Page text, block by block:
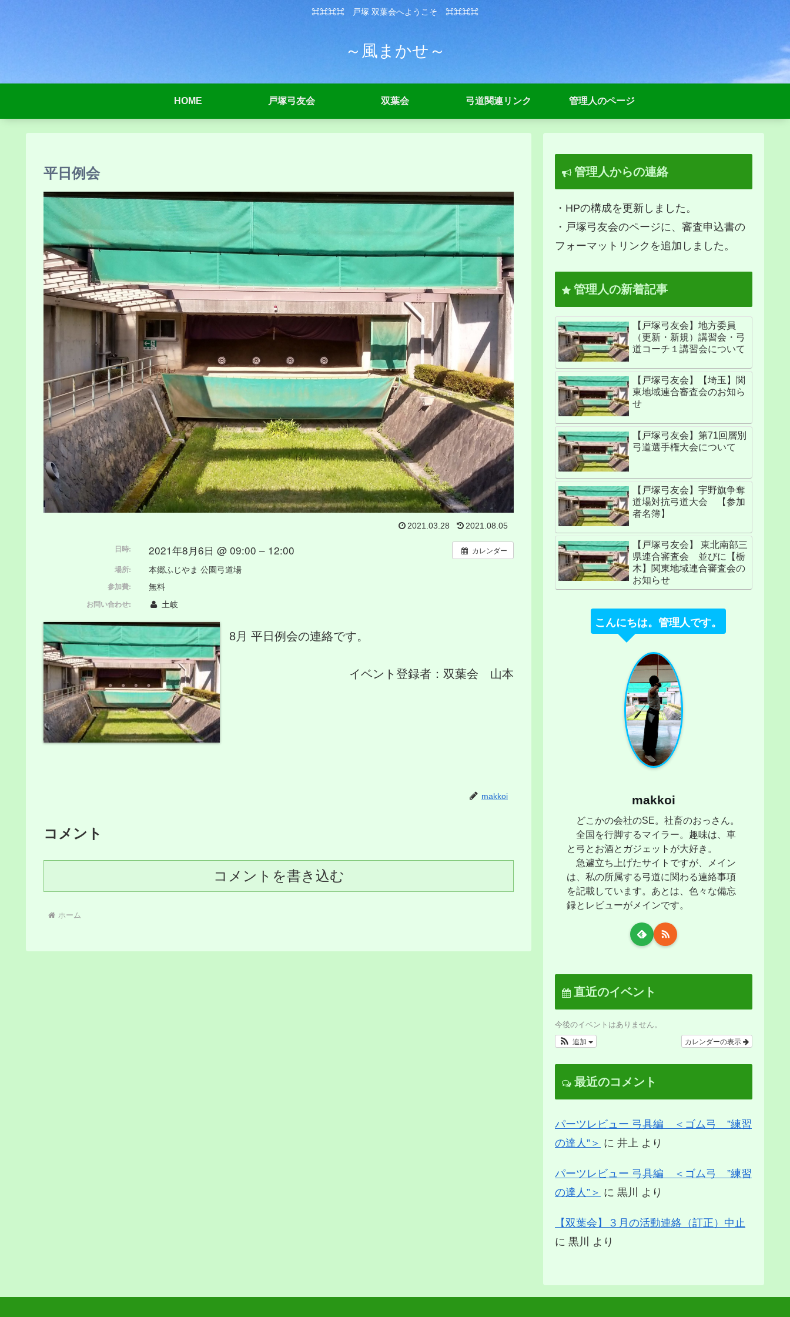
⌘⌘⌘⌘ 戸塚 双葉会へようこそ ⌘⌘⌘⌘
～風まかせ～
HOME 戸塚弓友会 双葉会 弓道関連リンク 管理人のページ
平日例会
2021.03.28 2021.08.05
カレンダー
日時: 2021年8月6日 @ 09:00 – 12:00
場所: 本郷ふじやま 公園弓道場
参加費: 無料
お問い合わせ: 土岐
8月 平日例会の連絡です。
イベント登録者：双葉会 山本
makkoi
コメント
コメントを書き込む
ホーム
管理人からの連絡
・HPの構成を更新しました。
・戸塚弓友会のページに、審査申込書の
フォーマットリンクを追加しました。
管理人の新着記事
【戸塚弓友会】地方委員
（更新・新規）講習会・弓
道コーチ１講習会について
【戸塚弓友会】【埼玉】関
東地域連合審査会のお知ら
せ
【戸塚弓友会】第71回層別
弓道選手権大会について
【戸塚弓友会】宇野旗争奪
道場対抗弓道大会 【参加
者名簿】
【戸塚弓友会】 東北南部三
県連合審査会 並びに【栃
木】関東地域連合審査会の
お知らせ
こんにちは。管理人です。
makkoi
どこかの会社のSE。社畜のおっさん。
全国を行脚するマイラー。趣味は、車
と弓とお酒とガジェットが大好き。
急遽立ち上げたサイトですが、メイン
は、私の所属する弓道に関わる連絡事項
を記載しています。あとは、色々な備忘
録とレビューがメインです。
直近のイベント
今後のイベントはありません。
カレンダーの表示
追加
最近のコメント
パーツレビュー 弓具編 ＜ゴム弓 ”練習
の達人”＞ に 井上 より
パーツレビュー 弓具編 ＜ゴム弓 ”練習
の達人”＞ に 黒川 より
【双葉会】３月の活動連絡（訂正）中止
に 黒川 より